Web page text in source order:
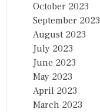
October 2023
September 2023
August 2023
July 2023
June 2023
May 2023
April 2023
March 2023